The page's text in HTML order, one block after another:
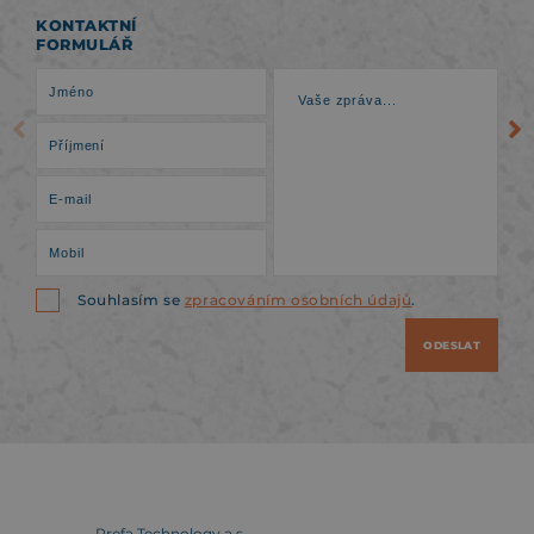
KONTAKTNÍ
FORMULÁŘ
Souhlasím se zpracováním osobních údajů.
ODESLAT